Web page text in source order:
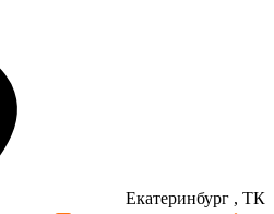
Екатеринбург , ТК